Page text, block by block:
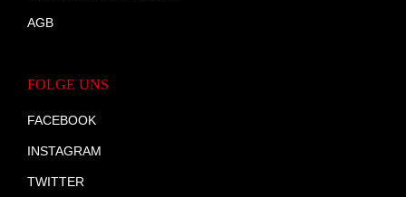
AGB
FOLGE UNS
FACEBOOK
INSTAGRAM
TWITTER